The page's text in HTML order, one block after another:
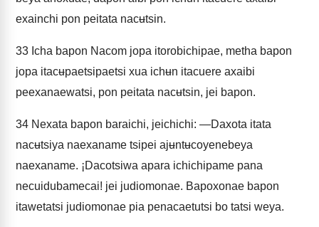
exainchi pon peitata nacʉtsin.
33 Icha bapon Nacom jopa itorobichipae, metha bapon
jopa itacʉpaetsipaetsi xua ichʉn itacuere axaibi
peexanaewatsi, pon peitata nacʉtsin, jei bapon.
34 Nexata bapon baraichi, jeichichi: —Daxota itata
nacʉtsiya naexaname tsipei ajʉntʉcoyenebeya
naexaname. ¡Dacotsiwa apara ichichipame pana
necuidubamecai! jei judiomonae. Bapoxonae bapon
itawetatsi judiomonae pia penacaetutsi bo tatsi weya.